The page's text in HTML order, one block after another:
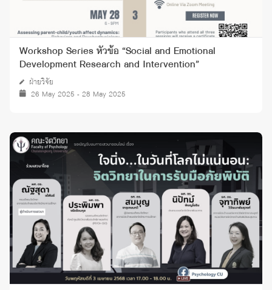
Workshop Series หัวข้อ “Social and Emotional
Development Research and Intervention”
ฝ่ายวิจัย
26 May 2025 - 28 May 2025